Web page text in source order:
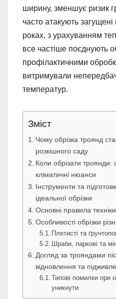
ширину, зменшує ризик
часто атакують
роках, з урахуванням
все частіше поєднують
профілактичними
витримували
температур.
Зміст
Чому обрізка троянд
розкішного саду
Коли обрізати троянди:
кліматичні нюанси
Інструменти та
ідеальної обрізки
Основні правила
Особливості обрізки
Плетисті та
Шраби, паркові та
Догляд за трояндами
відновлення та
Типові помилки при
уникнути